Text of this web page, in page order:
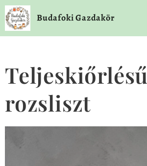
Budafoki Gazdakör
Teljeskiőrlésű
rozsliszt